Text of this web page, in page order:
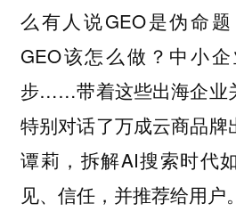
么有人说GEO是伪命
GEO该怎么做？中小
步……带着这些出海企业
特别对话了万成云商品牌
谭莉，拆解AI搜索时代
见、信任，并推荐给用户。